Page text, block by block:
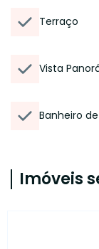
Terraço
Vista
Banheiro
Imóveis